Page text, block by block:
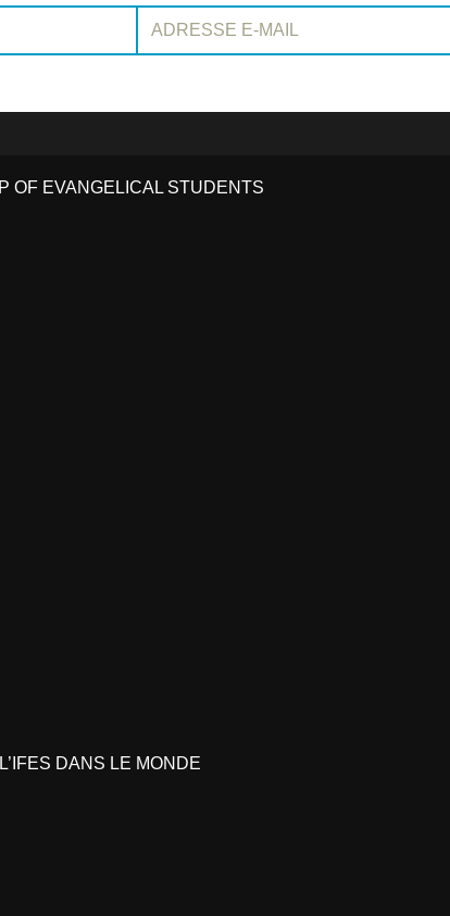
Adresse e-mail:
OF EVANGELICAL STUDENTS
DANS LE MONDE